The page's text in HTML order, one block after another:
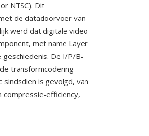
NTSC). Dit
de datadoorvoer van
werd dat digitale video
met name Layer
De I/P/B-
transformcodering
is gevolgd, van
compressie-efficiency,